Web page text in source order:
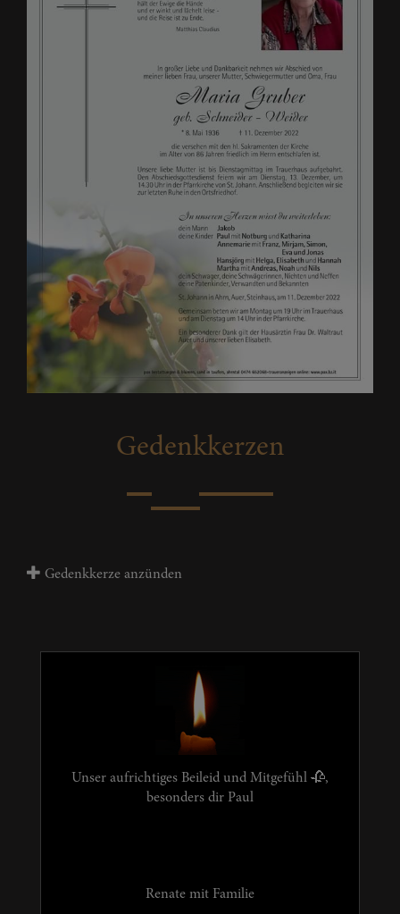
Gedenkkerzen
Gedenkkerze anzünden
Unser aufrichtiges Beileid und Mitgefühl 🥀,
besonders dir Paul
Renate mit Familie